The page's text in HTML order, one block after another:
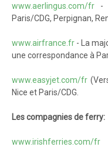
www.aerlingus.com/fr -
Paris/CDG, Perpignan,
www.airfrance.fr - La
une correspondance à
www.easyjet.com/fr
Nice et Paris/CDG.
Les compagnies de ferry:
www.irishferries.com/fr